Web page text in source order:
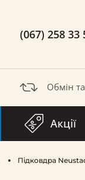
(067) 258 33
Обмін
Акції
Підковдра